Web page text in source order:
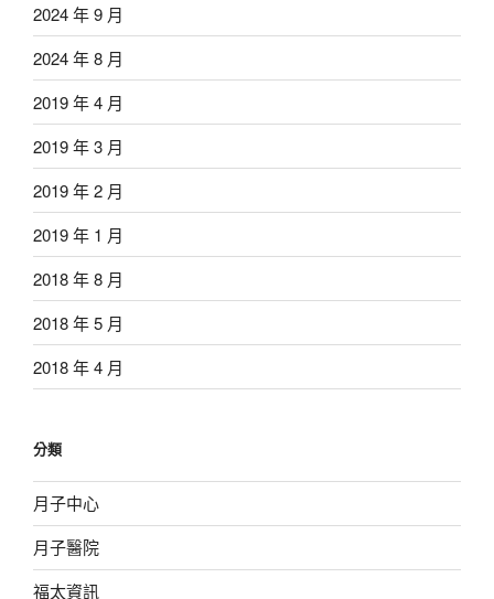
2024 年 9 月
2024 年 8 月
2019 年 4 月
2019 年 3 月
2019 年 2 月
2019 年 1 月
2018 年 8 月
2018 年 5 月
2018 年 4 月
分類
月子中心
月子醫院
福太資訊